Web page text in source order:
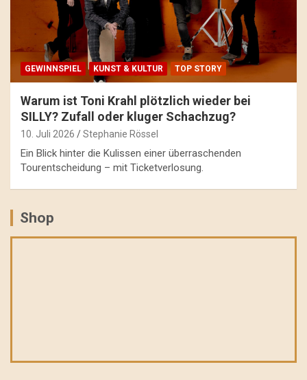
GEWINNSPIEL KUNST & KULTUR TOP STORY
Warum ist Toni Krahl plötzlich wieder bei
SILLY? Zufall oder kluger Schachzug?
10. Juli 2026 Stephanie Rössel
Ein Blick hinter die Kulissen einer überraschenden
Tourentscheidung – mit Ticketverlosung.
Shop